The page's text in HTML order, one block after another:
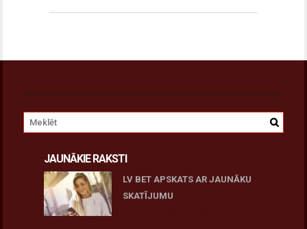
JAUNĀKIE RAKSTI
LV BET APSKATS AR JAUNĀKU
SKATĪJUMU